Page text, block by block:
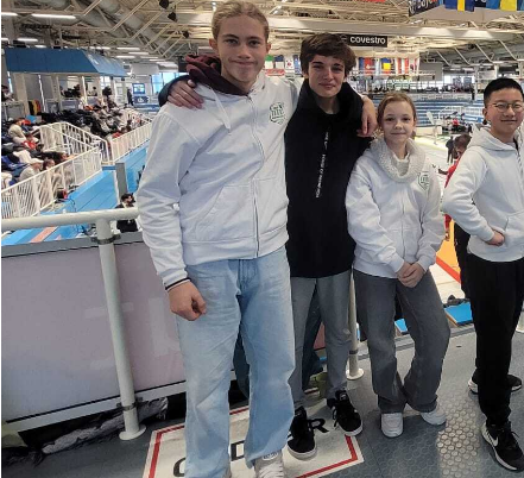
Aktuelles
Newsroom
Veranstaltungen
TVR App
Vereinszeitung
Sport
Sportarten
Fitness, Reha &
Gesundheit
Physio TV MED
Sportkindergarten